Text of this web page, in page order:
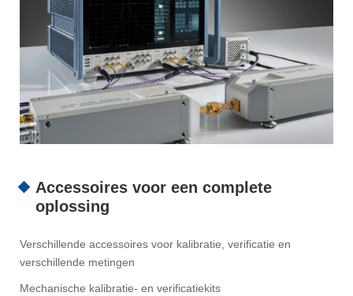
Accessoires voor een complete
oplossing
Verschillende accessoires voor kalibratie, verificatie en
verschillende metingen
Mechanische kalibratie- en verificatiekits